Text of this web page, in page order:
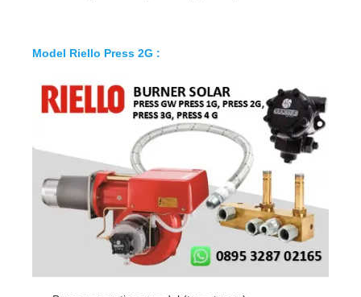
Model Riello Press 2G :